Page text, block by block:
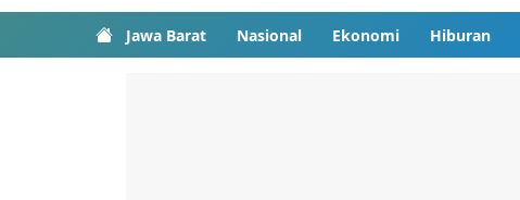
Jawa Barat Nasional Ekonomi Hiburan